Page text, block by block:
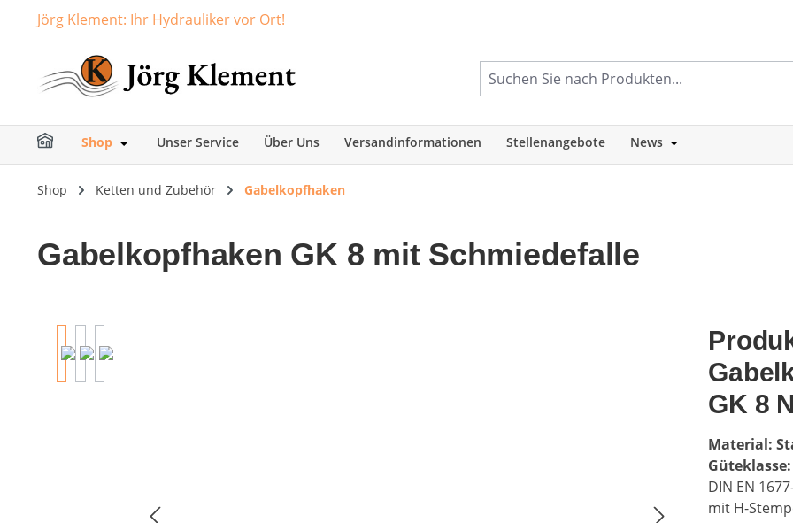
Zur Hauptnavigation springen
Jörg Klement: Ihr Hydrauliker vor Ort!
Shop Öffne oder Schließe das Dropdown der Kategorie Shop
Unser Service Über Uns Versandinformationen Stellenangebote News Öffne oder
Shop Ketten und Zubehör Gabelkopfhaken
Gabelkopfhaken GK 8 mit Schmiedefalle
GK 8
Material:
DIN EN
mit H-